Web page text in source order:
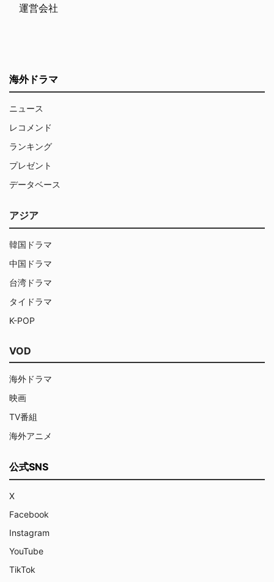
運営会社
海外ドラマ
ニュース
レコメンド
ランキング
プレゼント
データベース
アジア
韓国ドラマ
中国ドラマ
台湾ドラマ
タイドラマ
K-POP
VOD
海外ドラマ
映画
TV番組
海外アニメ
公式SNS
X
Facebook
Instagram
YouTube
TikTok